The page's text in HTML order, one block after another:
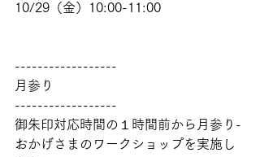
10/29（金）10:00-11:00
------------------
月参り
------------------
御朱印対応時間の１時間前から月参り-
おかげさまのワークショップを実施し